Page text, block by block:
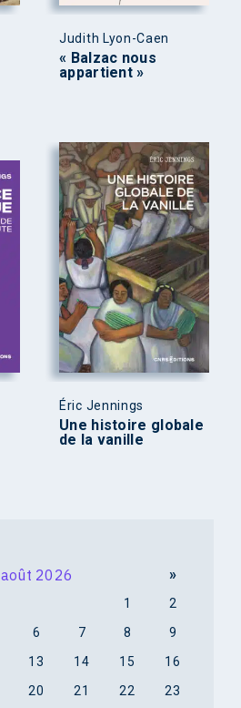
Judith Lyon-Caen
« Balzac nous
appartient »
Éric Jennings
Une histoire globale
de la vanille
août 2026 »
1
2
6 7 8
9
13 14 15
16
20 21 22
23